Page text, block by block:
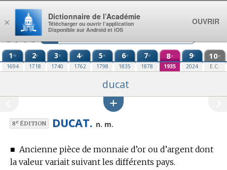
Aller au contenu
1re
1694
2e
1718
3e
1740
4e
1762
5e
1798
6e
1835
7e
1878
8e
1935
9e
2024
10e
E.C.
ducat
8eÉDITION DUCAT. n. m.
■ Ancienne pièce de monnaie d’or ou d’argent dont
la valeur variait suivant les différents pays.
×
Dictionnaire de l’Académie
Télécharger ou ouvrir l’application
Disponible sur Android et iOS
OUVRIR